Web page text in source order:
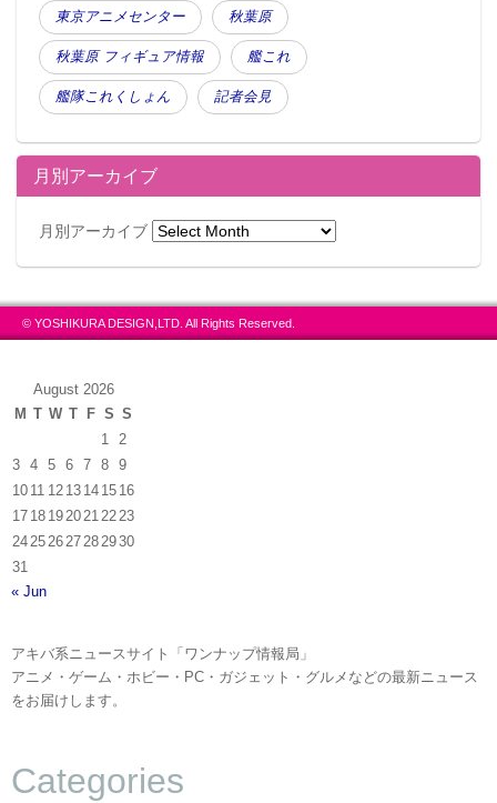
東京アニメセンター 秋葉原
秋葉原 フィギュア情報 艦これ
艦隊これくしょん 記者会見
月別アーカイブ
月別アーカイブ
© YOSHIKURA DESIGN,LTD. All Rights Reserved.
August 2026
M T W T F S S
1
2
3
4 5 6 7 8
9
10 11 12 13 14 15 16
17 18 19 20 21 22 23
24 25 26 27 28 2930
31
« Jun
アキバ系ニュースサイト「ワンナップ情報局」
アニメ・ゲーム・ホビー・PC・ガジェット・グルメなどの最新ニュース
をお届けします。
Categories